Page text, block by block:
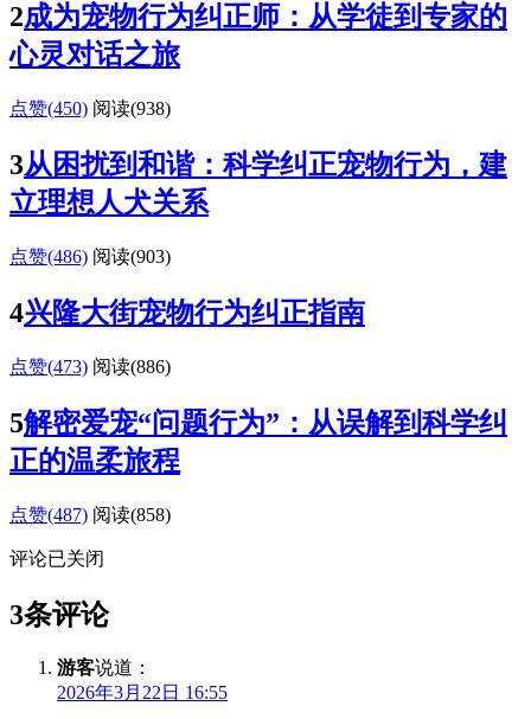
2成为宠物行为纠正师：从学徒到专家的
心灵对话之旅
点赞(450) 阅读(938)
3从困扰到和谐：科学纠正宠物行为，建
立理想人犬关系
点赞(486) 阅读(903)
4兴隆大街宠物行为纠正指南
点赞(473) 阅读(886)
5解密爱宠“问题行为”：从误解到科学纠
正的温柔旅程
点赞(487) 阅读(858)
评论已关闭
3条评论
游客说道：
2026年3月22日 16:55